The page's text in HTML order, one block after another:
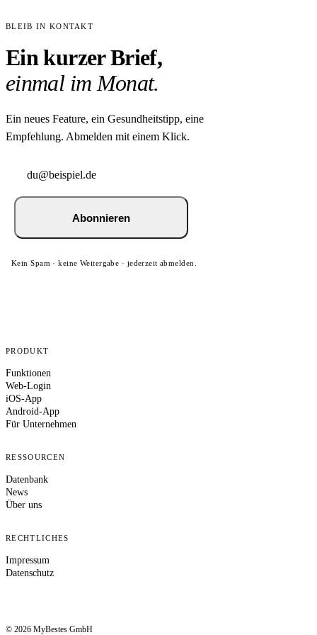
BLEIB IN KONTAKT
Ein kurzer Brief,
einmal im Monat.
Ein neues Feature, ein Gesundheitstipp, eine
Empfehlung. Abmelden mit einem Klick.
Abonnieren
Kein Spam · keine Weitergabe · jederzeit abmelden.
PRODUKT
Funktionen
Web-Login
iOS-App
Android-App
Für Unternehmen
RESSOURCEN
Datenbank
News
Über uns
RECHTLICHES
Impressum
Datenschutz
© 2026 MyBestes GmbH